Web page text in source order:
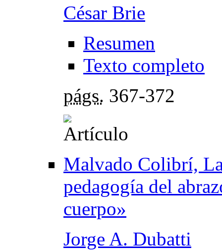
César Brie
Resumen
Texto completo
págs. 367-372
Malvado Colibrí,
pedagogía del
cuerpo»
Jorge A. Dubatti